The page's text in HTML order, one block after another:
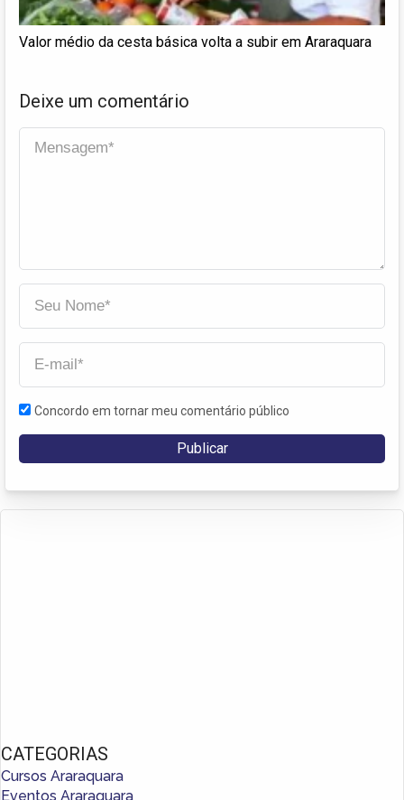
Valor médio da cesta básica volta a subir em Araraquara
Deixe um comentário
Concordo em tornar meu comentário público
CATEGORIAS
Cursos Araraquara
Eventos Araraquara